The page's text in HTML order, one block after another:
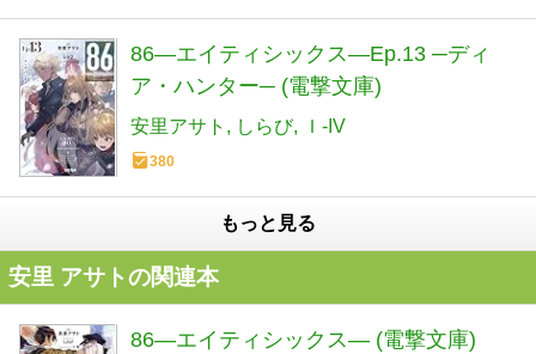
86―エイティシックス―Ep.13 ─ディ
ア・ハンター─ (電撃文庫)
安里アサト しらび Ｉ-IV
380
もっと見る
安里 アサトの関連本
86―エイティシックス― (電撃文庫)